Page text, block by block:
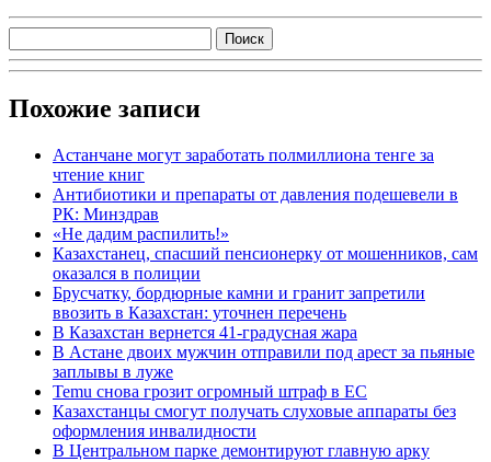
Похожие записи
Астанчане могут заработать полмиллиона тенге за
чтение книг
Антибиотики и препараты от давления подешевели в
РК: Минздрав
«Не дадим распилить!»
Казахстанец, спасший пенсионерку от мошенников, сам
оказался в полиции
Брусчатку, бордюрные камни и гранит запретили
ввозить в Казахстан: уточнен перечень
В Казахстан вернется 41-градусная жара
В Астане двоих мужчин отправили под арест за пьяные
заплывы в луже
Temu снова грозит огромный штраф в ЕС
Казахстанцы смогут получать слуховые аппараты без
оформления инвалидности
В Центральном парке демонтируют главную арку